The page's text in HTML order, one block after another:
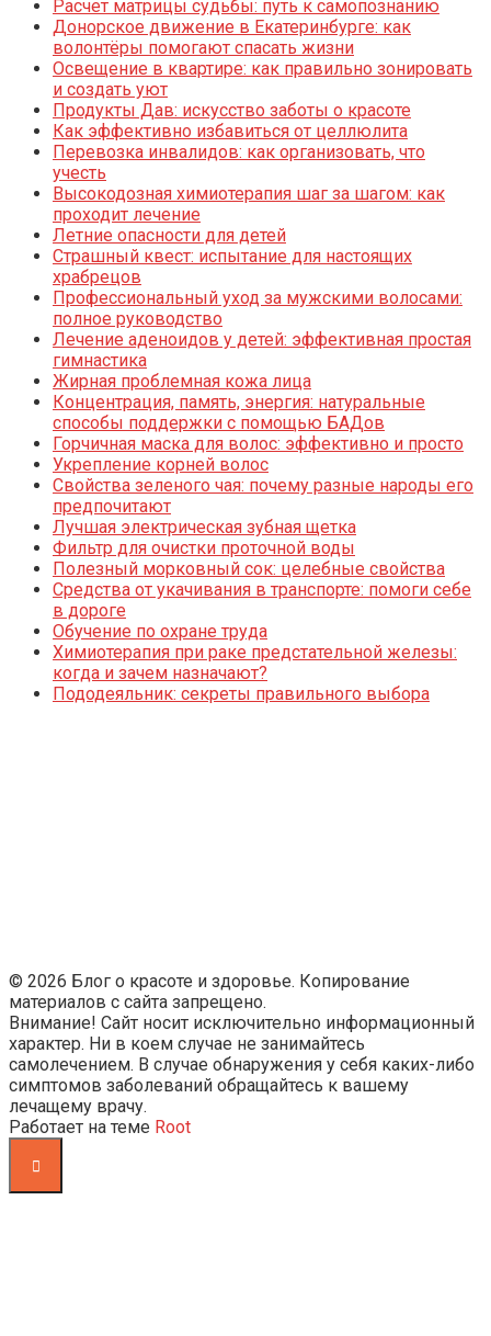
Расчет матрицы судьбы: путь к самопознанию
Донорское движение в Екатеринбурге: как
волонтёры помогают спасать жизни
Освещение в квартире: как правильно зонировать
и создать уют
Продукты Дав: искусство заботы о красоте
Как эффективно избавиться от целлюлита
Перевозка инвалидов: как организовать, что
учесть
Высокодозная химиотерапия шаг за шагом: как
проходит лечение
Летние опасности для детей
Страшный квест: испытание для настоящих
храбрецов
Профессиональный уход за мужскими волосами:
полное руководство
Лечение аденоидов у детей: эффективная простая
гимнастика
Жирная проблемная кожа лица
Концентрация, память, энергия: натуральные
способы поддержки с помощью БАДов
Горчичная маска для волос: эффективно и просто
Укрепление корней волос
Свойства зеленого чая: почему разные народы его
предпочитают
Лучшая электрическая зубная щетка
Фильтр для очистки проточной воды
Полезный морковный сок: целебные свойства
Средства от укачивания в транспорте: помоги себе
в дороге
Обучение по охране труда
Химиотерапия при раке предстательной железы:
когда и зачем назначают?
Пододеяльник: секреты правильного выбора
© 2026 Блог о красоте и здоровье. Копирование
материалов с сайта запрещено.
Внимание! Сайт носит исключительно информационный
характер. Ни в коем случае не занимайтесь
самолечением. В случае обнаружения у себя каких-либо
симптомов заболеваний обращайтесь к вашему
лечащему врачу.
Работает на теме Root